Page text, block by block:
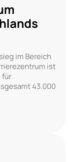
im Bereich
ist
für
43.000